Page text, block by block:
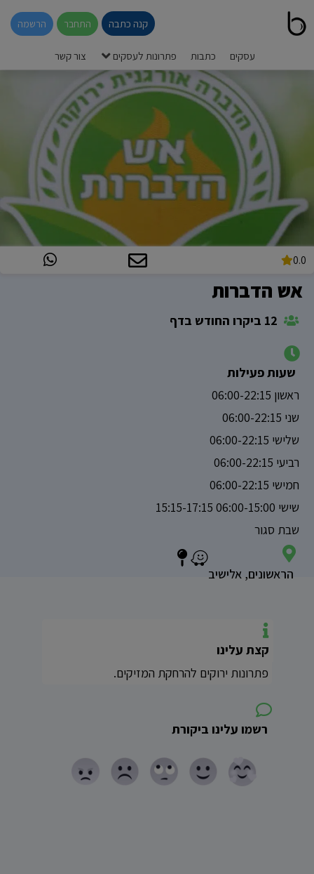
קנה כתבה התחבר הרשמה
עסקים כתבות פתרונות לעסקים צור קשר
0.0
אש הדברות
שעות פעילות
ראשון 06:00-22:15
שני 06:00-22:15
שלישי 06:00-22:15
רביעי 06:00-22:15
חמישי 06:00-22:15
שישי 06:00-15:00 15:15-17:15
שבת סגור
הראשונים, אלישיב
קצת עלינו
פתרונות ירוקים להרחקת המזיקים.
רשמו עלינו ביקורת